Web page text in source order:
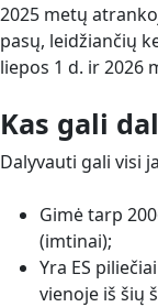
2025 metų
pasų, leidžiančių
liepos 1 d. ir 2026
Kas gali
Dalyvauti gali visi
Gimė tarp
(imtinai);
Yra ES
vienoje iš šių